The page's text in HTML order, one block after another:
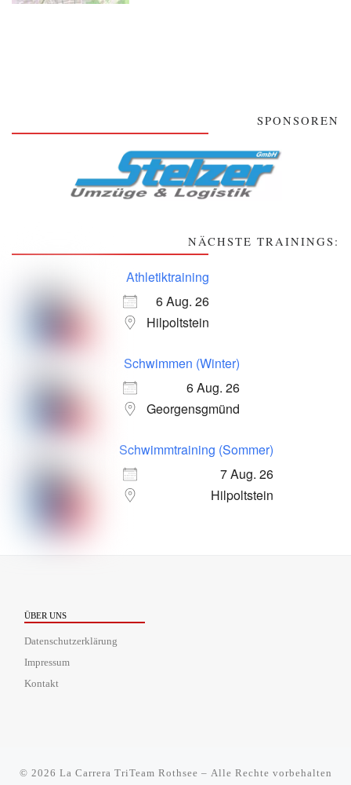
SPONSOREN
NÄCHSTE TRAININGS:
Athletiktraining
6 Aug. 26
Hilpoltstein
Schwimmen (Winter)
6 Aug. 26
Georgensgmünd
Schwimmtraining (Sommer)
7 Aug. 26
Hilpoltstein
ÜBER UNS
Datenschutzerklärung
Impressum
Kontakt
© 2026 La Carrera TriTeam Rothsee – Alle Rechte vorbehalten